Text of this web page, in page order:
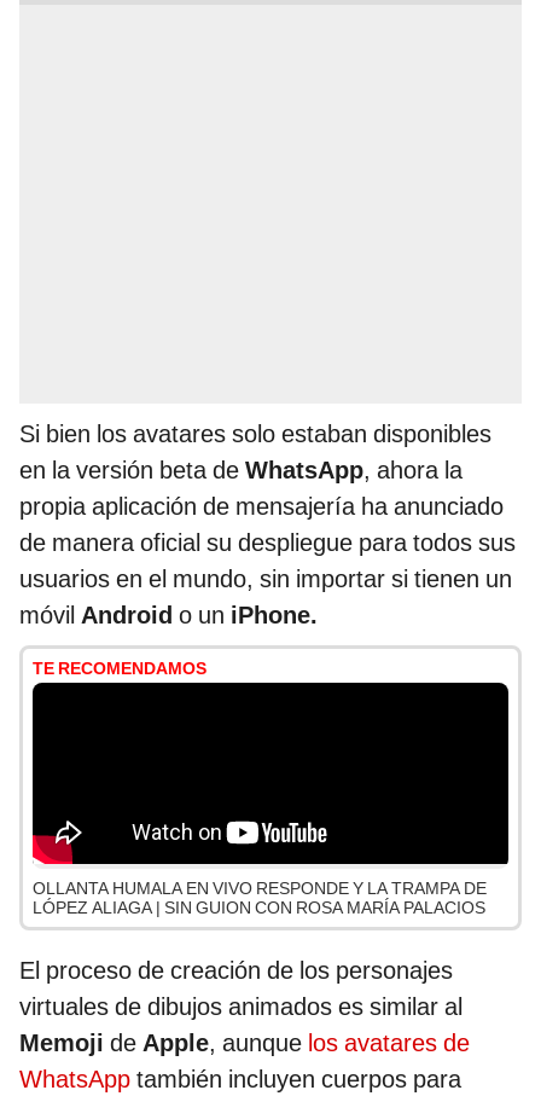
Si bien los avatares solo estaban disponibles
en la versión beta de WhatsApp, ahora la
propia aplicación de mensajería ha anunciado
de manera oficial su despliegue para todos sus
usuarios en el mundo, sin importar si tienen un
móvil Android o un iPhone.
TE RECOMENDAMOS
OLLANTA HUMALA EN VIVO RESPONDE Y LA TRAMPA DE
LÓPEZ ALIAGA | SIN GUION CON ROSA MARÍA PALACIOS
El proceso de creación de los personajes
virtuales de dibujos animados es similar al
Memoji de Apple, aunque los avatares de
WhatsApp también incluyen cuerpos para